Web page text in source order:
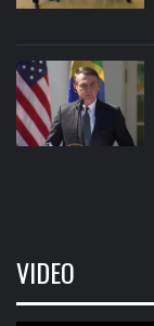
VIDEO